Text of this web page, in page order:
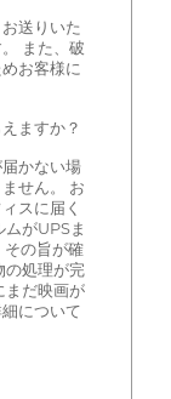
送りいた
また、破
お客様に
ますか？
かない場
せん。 お
スに届く
がUPSま
の旨が確
の処理が完
まだ映画が
について